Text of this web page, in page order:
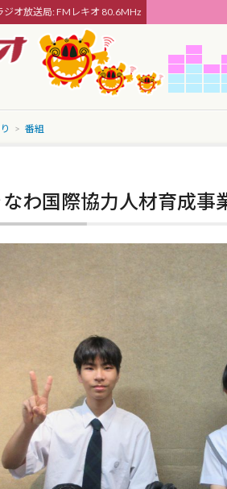
オ放送局: FMレキオ 80.6MHz
番組
わ国際協力人材育成事